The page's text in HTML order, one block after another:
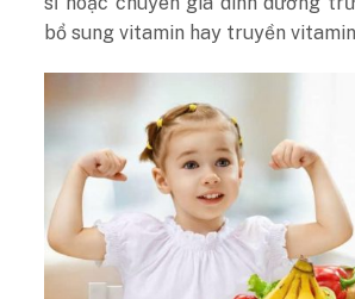
bổ sung vitamin hay truyền